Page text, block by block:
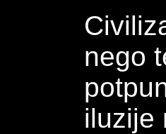
nego
iluzije